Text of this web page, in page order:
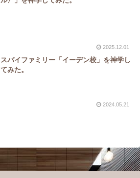
2025.12.01
スパイファミリー「イーデン校」を神学し
てみた。
2024.05.21